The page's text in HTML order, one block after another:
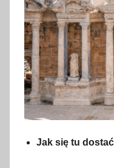
Jak się tu